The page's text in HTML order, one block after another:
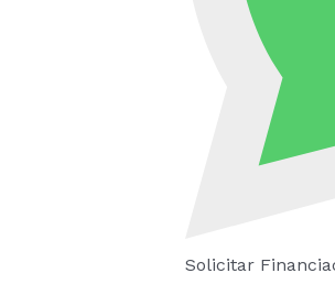
Solicitar